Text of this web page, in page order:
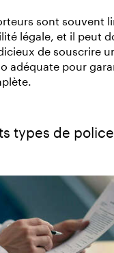
sont souvent
légale, et il peut
de souscrire
adéquate pour
types de